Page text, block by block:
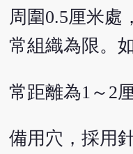
周圍0.5厘米處
常組織為限。
常距離為1～2
備用穴，採用